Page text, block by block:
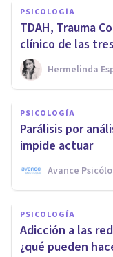
PSICOLOGÍA
TDAH, Trauma
clínico de las
Hermelinda
PSICOLOGÍA
Parálisis por
impide actuar
Avance
PSICOLOGÍA
Adicción a las
¿qué pueden